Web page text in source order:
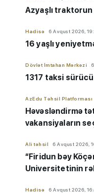
Azyaşlı traktorun
Hadisə 6 Avqust 2026,
16 yaşlı
Dövlət İmtahan Mərkəzi
1317 taksi
AzEdu Təhsil Platforması
Həvəsləndirmə
vakansiyaların
Ali təhsil 6 Avqust 2026,
“Firidun bəy
Universitetinin
Hadisə 6 Avqust 2026,